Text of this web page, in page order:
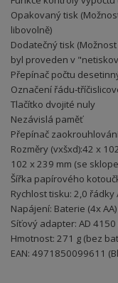
Opakovaný tisk
libovolně)
Dodatečný tisk
byl proveden v
Přepínač počtu
Označení řádu-
Tlačítko dvojité nuly
Nezávislá paměť
Přepínač
Rozměry (vxšxd):42 x
102 x 239 mm (se
Šířka papírového
Rychlost tisku: 2,0 řádky
Napájení: Baterie (4x AA)
Síťový adapter: AD
Hmotnost: 271 g (bez
EAN: 4971850099611